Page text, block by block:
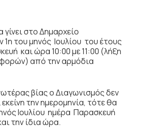
στο Δημαρχείο
του μηνός Ιουλίου του έτους
και ώρα 10:00 με 11:00 (λήξη
από την αρμόδια
βίας ο Διαγωνισμός δεν
την ημερομηνία, τότε θα
Ιουλίου ημέρα Παρασκευή
την ίδια ώρα.